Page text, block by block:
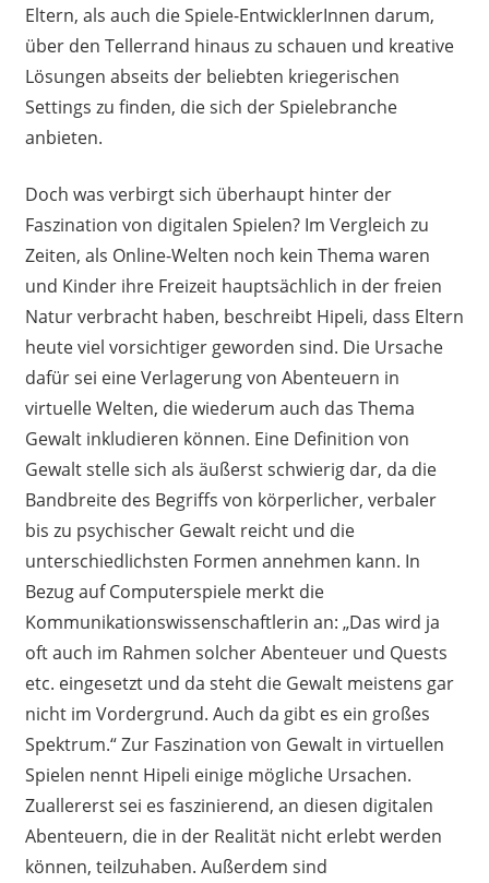
Eltern, als auch dieSpiele-EntwicklerInnen darum,
über den Tellerrand hinaus zu schauen und kreative
Lösungen abseits der beliebten kriegerischen
Settings zu finden, die sich der Spielebranche
anbieten.
Doch was verbirgt sich überhaupt hinter der
Faszination von digitalen Spielen? Im Vergleich zu
Zeiten, als Online-Welten noch kein Thema waren
und Kinder ihre Freizeit hauptsächlich in der freien
Natur verbracht haben, beschreibt Hipeli, dass Eltern
heute viel vorsichtiger geworden sind. Die Ursache
dafür sei eine Verlagerung von Abenteuern in
virtuelle Welten, die wiederum auch das Thema
Gewalt inkludieren können. Eine Definition von
Gewalt stelle sich als äußerst schwierig dar, da die
Bandbreite des Begriffs von körperlicher, verbaler
bis zu psychischerGewalt reicht und die
unterschiedlichsten Formen annehmen kann. In
Bezug auf Computerspiele merkt die
Kommunikationswissenschaftlerin an: „Das wird ja
oft auch im Rahmen solcher Abenteuer und Quests
etc. eingesetzt und da steht die Gewalt meistens gar
nicht im Vordergrund. Auch da gibt es ein großes
Spektrum.“ Zur Faszination von Gewalt in virtuellen
Spielen nennt Hipeli einige mögliche Ursachen.
Zuallererst sei es faszinierend, an diesen digitalen
Abenteuern, die in der Realität nicht erlebt werden
können, teilzuhaben. Außerdem sind